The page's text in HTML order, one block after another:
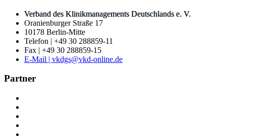
Verband des Klinikmanagements Deutschlands e. V.
Oranienburger Straße 17
10178 Berlin-Mitte
Telefon | +49 30 288859-11
Fax | +49 30 288859-15
E-Mail | vkdgs@vkd-online.de
Partner